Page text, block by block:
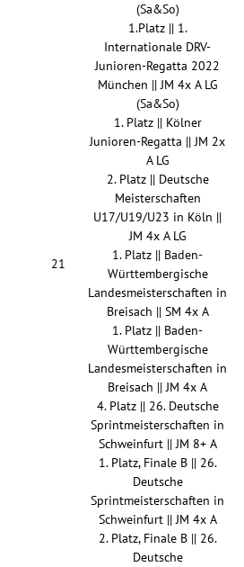
21
(Sa&So)
1.Platz || 1.
Internationale DRV-
Junioren-Regatta 2022
München || JM 4x A LG
(Sa&So)
1. Platz || Kölner
Junioren-Regatta || JM 2x
A LG
2. Platz || Deutsche
Meisterschaften
U17/U19/U23 in Köln ||
JM 4x A LG
1. Platz || Baden-
Württembergische
Landesmeisterschaften in
Breisach || SM 4x A
1. Platz || Baden-
Württembergische
Landesmeisterschaften in
Breisach || JM 4x A
4. Platz || 26. Deutsche
Sprintmeisterschaften in
Schweinfurt || JM 8+ A
1. Platz, Finale B || 26.
Deutsche
Sprintmeisterschaften in
Schweinfurt || JM 4x A
2. Platz, Finale B || 26.
Deutsche